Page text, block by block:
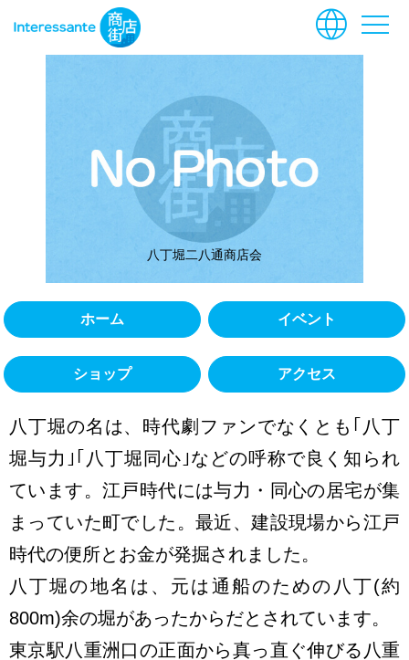
language menu
八丁堀二八通商店会
ホーム イベント
ショップ アクセス
八丁堀の名は、時代劇ファンでなくとも｢八丁
堀与力｣｢八丁堀同心｣などの呼称で良く知られ
ています。江戸時代には与力・同心の居宅が集
まっていた町でした。最近、建設現場から江戸
時代の便所とお金が発掘されました。
八丁堀の地名は、元は通船のための八丁(約
800m)余の堀があったからだとされています。
東京駅八重洲口の正面から真っ直ぐ伸びる八重